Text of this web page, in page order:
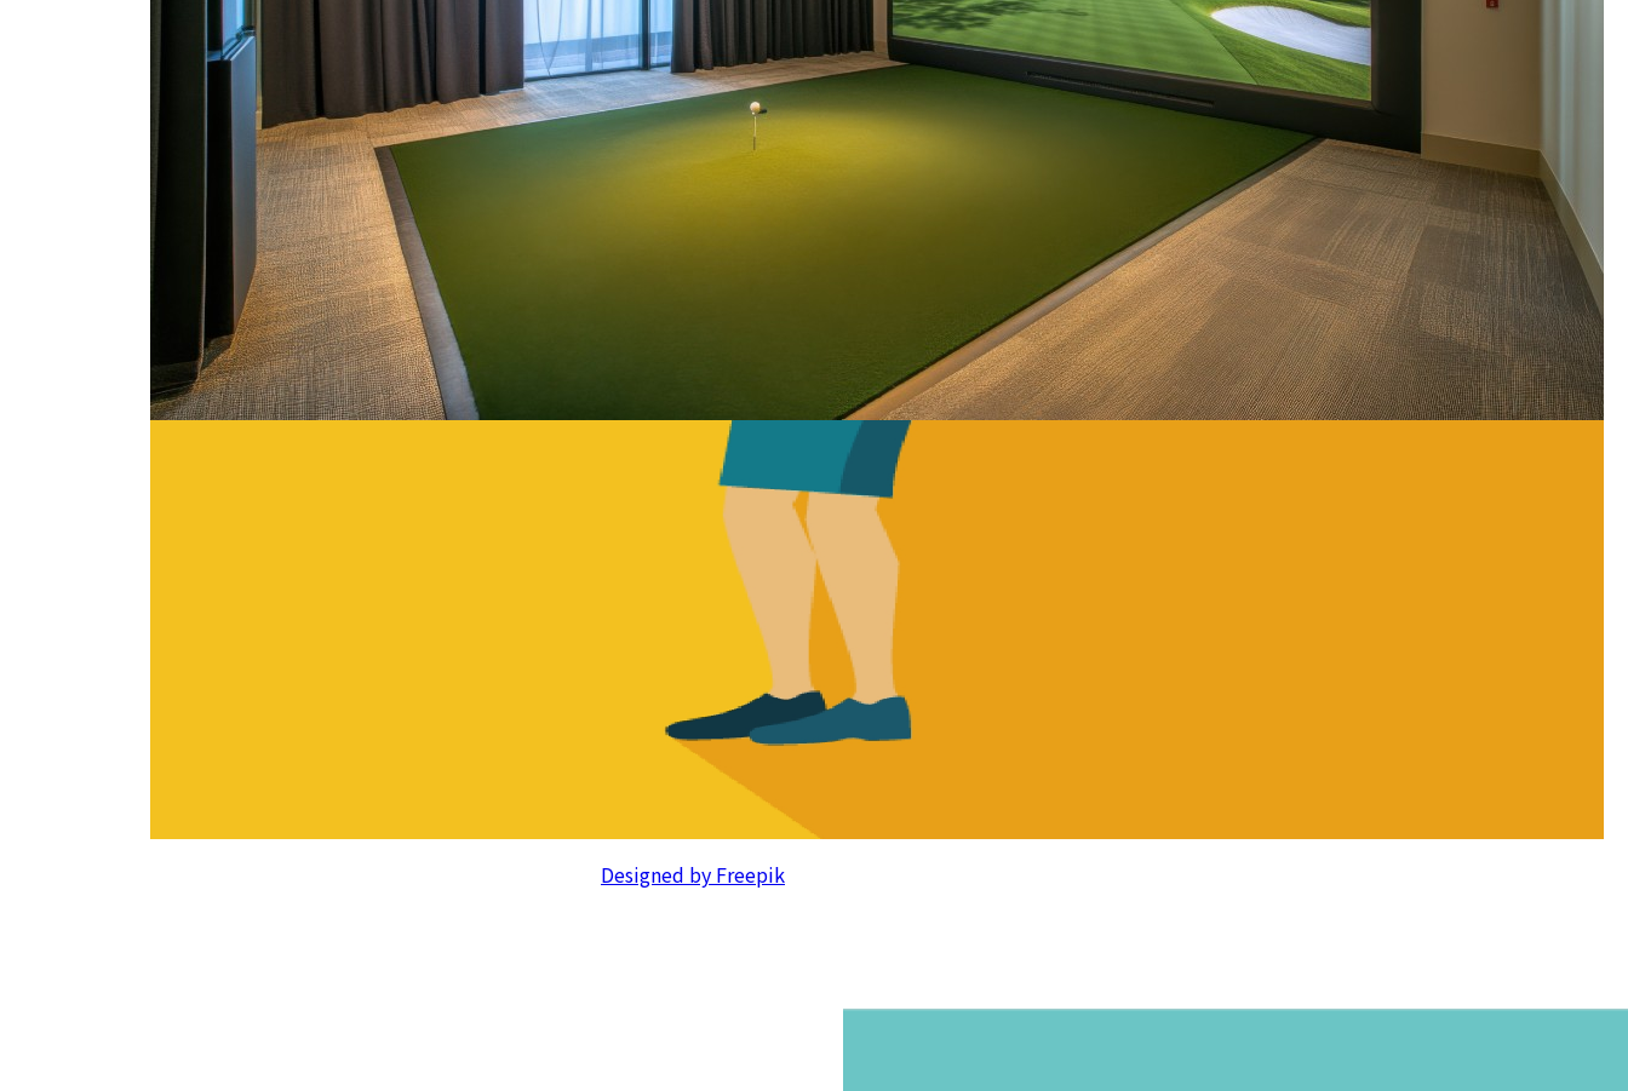
ミスショットが出ても大丈夫です
フィッティングは練習場ではなく、分析の場所。
ナイスショットのデータより、現状使っているクラブでミスショットが
出るとより良い対策がわかります。多少の緊張のほうがラウンドと同じ
傾向が見えてくるので普段道りのスイングをしてください。
Designed by Freepik